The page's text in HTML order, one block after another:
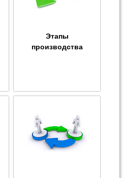
Этапы
производства